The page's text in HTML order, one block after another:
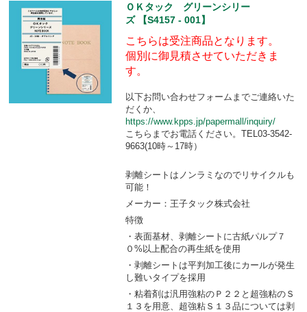
ＯＫタック グリーンシリー
ズ 【S4157 - 001】
こちらは受注商品となります。
個別に御見積させていただきま
す。
以下お問い合わせフォームまでご連絡いた
だくか、
https://www.kpps.jp/papermall/inquiry/
こちらまでお電話ください。TEL03-3542-
9663(10時～17時）
剥離シートはノンラミなのでリサイクルも
可能！
メーカー：王子タック株式会社
特徴
・表面基材、剥離シートに古紙パルプ７
０%以上配合の再生紙を使用
・剥離シートは平判加工後にカールが発生
し難いタイプを採用
・粘着剤は汎用強粘のＰ２２と超強粘のＳ
１３を用意、超強粘Ｓ１３品については剥